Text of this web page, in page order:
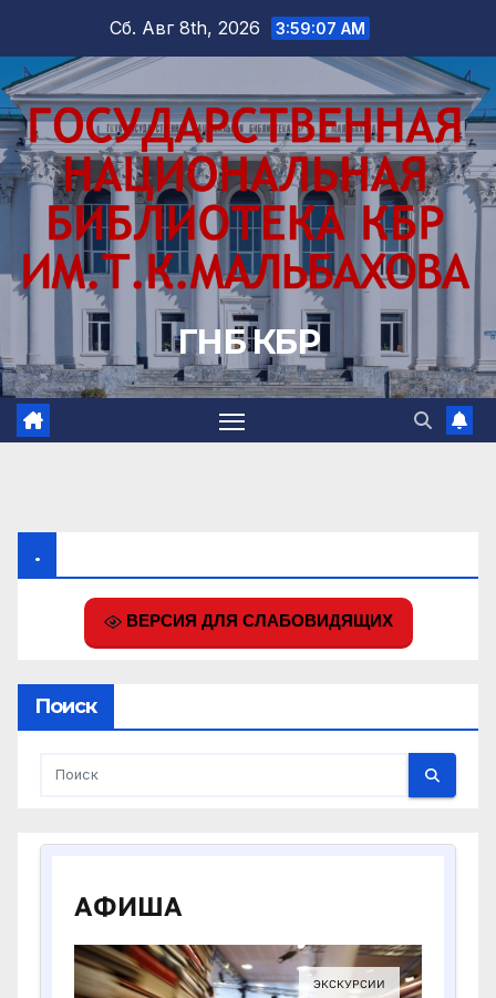
содержимому
Сб. Авг 8th, 2026 3:59:08 AM
ГНБ КБР
.
ВЕРСИЯ ДЛЯ СЛАБОВИДЯЩИХ
Поиск